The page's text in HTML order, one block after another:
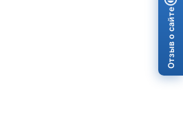
Отзыв о сайте